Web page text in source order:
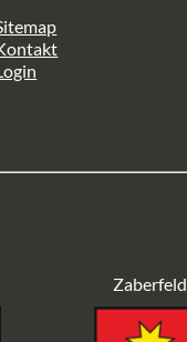
Zaberfeld